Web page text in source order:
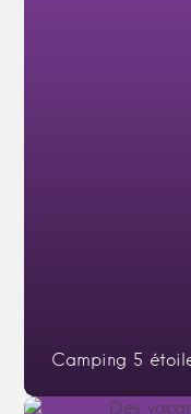
Camping 5